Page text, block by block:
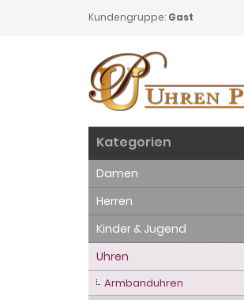
Kundengruppe: Gast
Kategorien
Damen
Herren
Kinder & Jugend
Uhren
Armbanduhren